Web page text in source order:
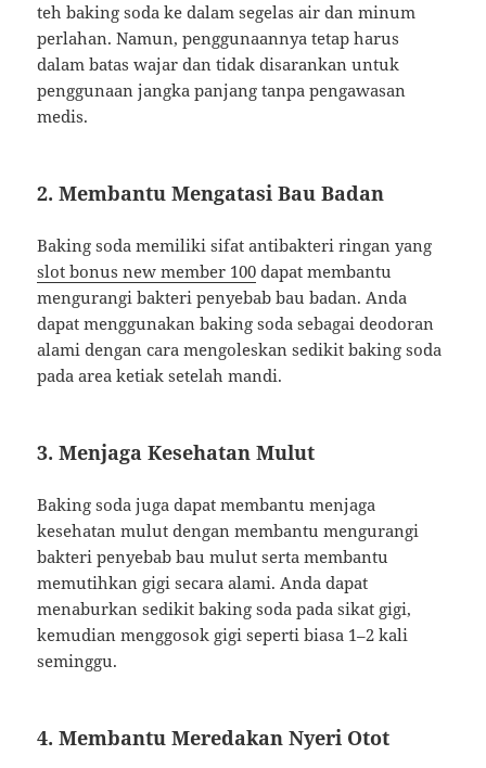
teh baking soda ke dalam segelas air dan minum
perlahan. Namun, penggunaannya tetap harus
dalam batas wajar dan tidak disarankan untuk
penggunaan jangka panjang tanpa pengawasan
medis.
2. Membantu Mengatasi Bau Badan
Baking soda memiliki sifat antibakteri ringan yang
slot bonus new member 100 dapat membantu
mengurangi bakteri penyebab bau badan. Anda
dapat menggunakan baking soda sebagai deodoran
alami dengan cara mengoleskan sedikit baking soda
pada area ketiak setelah mandi.
3. Menjaga Kesehatan Mulut
Baking soda juga dapat membantu menjaga
kesehatan mulut dengan membantu mengurangi
bakteri penyebab bau mulut serta membantu
memutihkan gigi secara alami. Anda dapat
menaburkan sedikit baking soda pada sikat gigi,
kemudian menggosok gigi seperti biasa 1–2 kali
seminggu.
4. Membantu Meredakan Nyeri Otot